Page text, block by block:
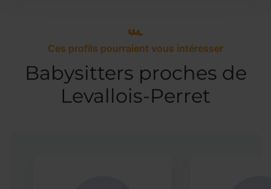
Ces profils pourraient vous intéresser
Babysitters proches de
Levallois-Perret